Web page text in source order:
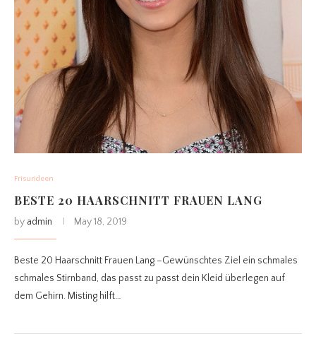
Frisurideen
BESTE 20 HAARSCHNITT FRAUEN LANG
by admin May 18, 2019
Beste 20 Haarschnitt Frauen Lang –Gewünschtes Ziel ein schmales
schmales Stirnband, das passt zu passt dein Kleid überlegen auf
dem Gehirn. Misting hilft…